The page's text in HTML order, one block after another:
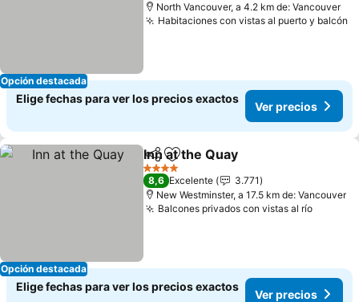
Opción destacada
North Vancouver, a 4.2 km de: Vancouver
Habitaciones con vistas al puerto y balcón
Elige fechas para ver los precios exactos
Ver precios
Opción destacada
CompartirAgregar a favoritos
Inn at the Quay
4 Estrellas
8,6 Excelente
3.771
New Westminster, a 17.5 km de: Vancouver
Balcones privados con vistas al ríoVer
Elige fechas para ver los precios exactos
Ver precios